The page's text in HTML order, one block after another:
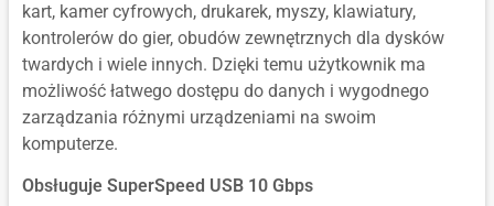
kart, kamer cyfrowych, drukarek, myszy, klawiatury,
kontrolerów do gier, obudów zewnętrznych dla dysków
twardych i wiele innych. Dzięki temu użytkownik ma
możliwość łatwego dostępu do danych i wygodnego
zarządzania różnymi urządzeniami na swoim
komputerze.
Obsługuje SuperSpeed USB 10 Gbps